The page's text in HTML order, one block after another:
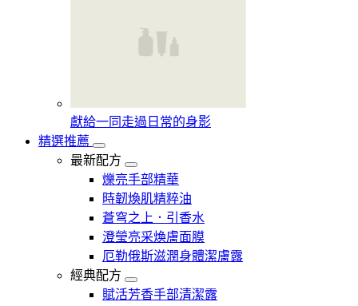
獻給一同走過日常的身影
精選推薦
最新配方
爍亮手部精華
時韌煥肌精粹油
蒼穹之上．引香水
澄瑩亮采煥膚面膜
厄勒俄斯滋潤身體潔膚露
經典配方
賦活芳香手部清潔露